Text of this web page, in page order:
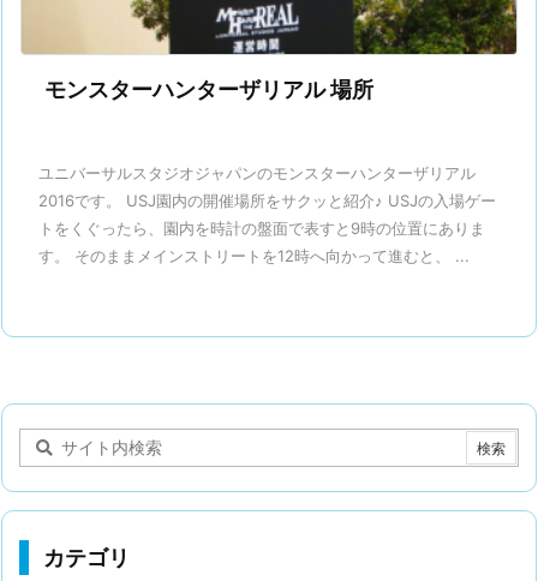
モンスターハンターザリアル 場所
ユニバーサルスタジオジャパンのモンスターハンターザリアル
2016です。 USJ園内の開催場所をサクッと紹介♪ USJの入場ゲー
トをくぐったら、園内を時計の盤面で表すと9時の位置にありま
す。 そのままメインストリートを12時へ向かって進むと、 ...
カテゴリ